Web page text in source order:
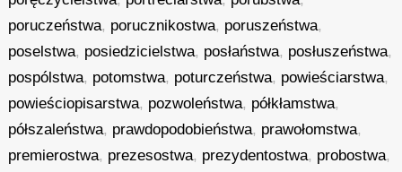
poruczeństwa, porucznikostwa, poruszeństwa,
poselstwa, posiedzicielstwa, posłaństwa, posłuszeństwa,
pospólstwa, potomstwa, poturczeństwa, powieściarstwa,
powieściopisarstwa, pozwoleństwa, półkłamstwa,
półszaleństwa, prawdopodobieństwa, prawołomstwa,
premierostwa, prezesostwa, prezydentostwa, probostwa,